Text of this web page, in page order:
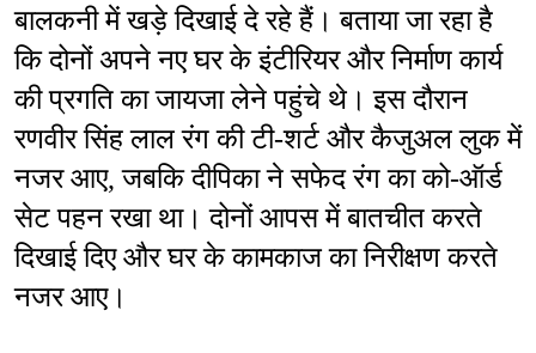
बालकनी में खड़े दिखाई दे रहे हैं। बताया जा रहा है
कि दोनों अपने नए घर के इंटीरियर और निर्माण कार्य
की प्रगति का जायजा लेने पहुंचे थे। इस दौरान
रणवीर सिंह लाल रंग की टी-शर्ट और कैजुअल लुक में
नजर आए, जबकि दीपिका ने सफेद रंग का को-ऑर्ड
सेट पहन रखा था। दोनों आपस में बातचीत करते
दिखाई दिए और घर के कामकाज का निरीक्षण करते
नजर आए।